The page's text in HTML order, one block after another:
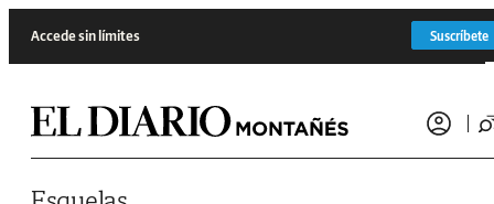
Accede sin límites Suscríbete